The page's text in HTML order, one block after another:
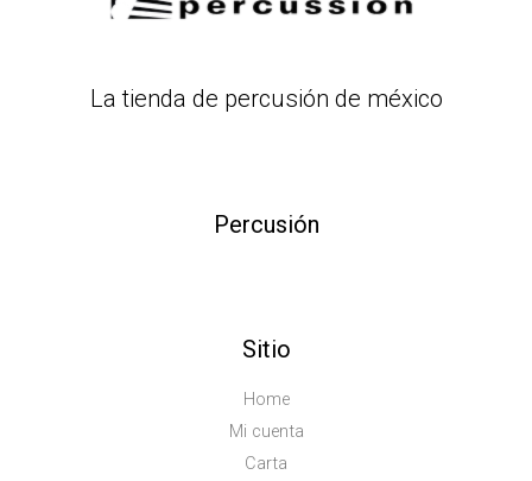
La tienda de percusión de méxico
Percusión
Sitio
Home
Mi cuenta
Carta